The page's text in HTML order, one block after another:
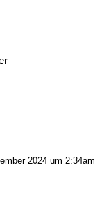
2024 um 2:34am